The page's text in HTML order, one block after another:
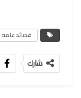
قصائد عامه
شارك